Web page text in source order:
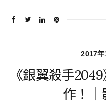
2017年
《銀翼殺手
作！｜